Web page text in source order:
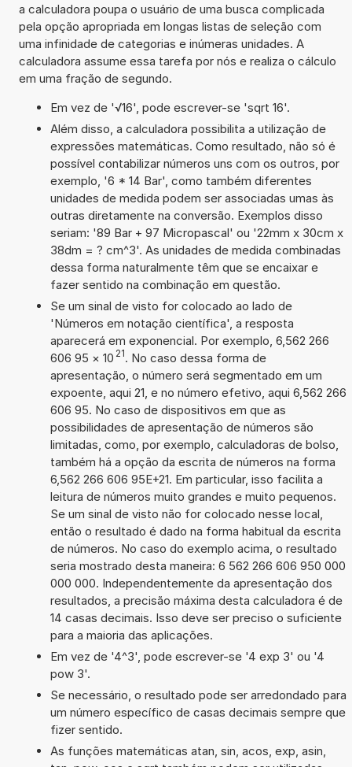
a calculadora poupa o usuário de uma busca complicada
pela opção apropriada em longas listas de seleção com
uma infinidade de categorias e inúmeras unidades. A
calculadora assume essa tarefa por nós e realiza o cálculo
em uma fração de segundo.
Em vez de '√16', pode escrever-se 'sqrt 16'.
Além disso, a calculadora possibilita a utilização de
expressões matemáticas. Como resultado, não só é
possível contabilizar números uns com os outros, por
exemplo, '6 * 14 Bar', como também diferentes
unidades de medida podem ser associadas umas às
outras diretamente na conversão. Exemplos disso
seriam: '89 Bar + 97 Micropascal' ou '22mm x 30cm x
38dm = ? cm^3'. As unidades de medida combinadas
dessa forma naturalmente têm que se encaixar e
fazer sentido na combinação em questão.
Se um sinal de visto for colocado ao lado de
'Números em notação científica', a resposta
aparecerá em exponencial. Por exemplo, 6,562 266
606 95 × 10 21. No caso dessa forma de
apresentação, o número será segmentado em um
expoente, aqui 21, e no número efetivo, aqui 6,562 266
606 95. No caso de dispositivos em que as
possibilidades de apresentação de números são
limitadas, como, por exemplo, calculadoras de bolso,
também há a opção da escrita de números na forma
6,562 266 606 95E+21. Em particular, isso facilita a
leitura de números muito grandes e muito pequenos.
Se um sinal de visto não for colocado nesse local,
então o resultado é dado na forma habitual da escrita
de números. No caso do exemplo acima, o resultado
seria mostrado desta maneira: 6 562 266 606 950 000
000 000. Independentemente da apresentação dos
resultados, a precisão máxima desta calculadora é de
14 casas decimais. Isso deve ser preciso o suficiente
para a maioria das aplicações.
Em vez de '4^3', pode escrever-se '4 exp 3' ou '4
pow 3'.
Se necessário, o resultado pode ser arredondado para
um número específico de casas decimais sempre que
fizer sentido.
As funções matemáticas atan, sin, acos, exp, asin,